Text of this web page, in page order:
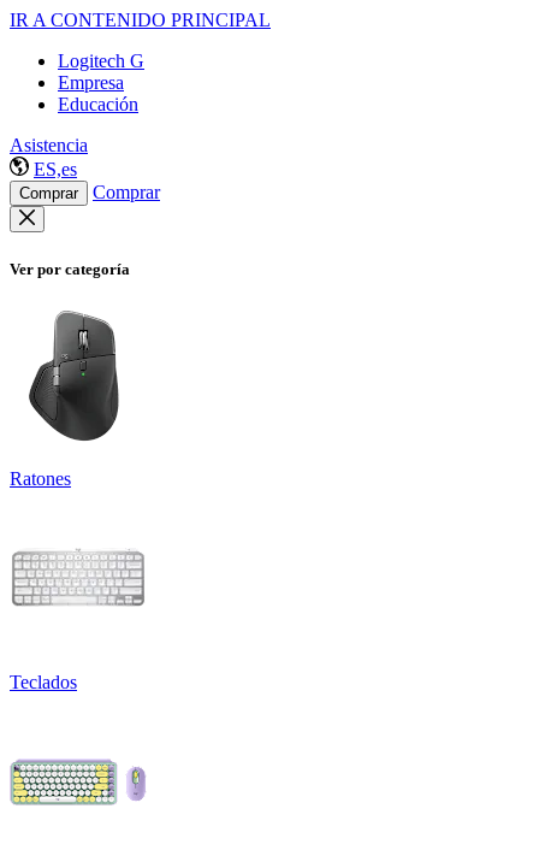
IR A CONTENIDO PRINCIPAL
Logitech G
Empresa
Educación
Asistencia
ES,es
Comprar Comprar
Ver por categoría
Ratones
Teclados